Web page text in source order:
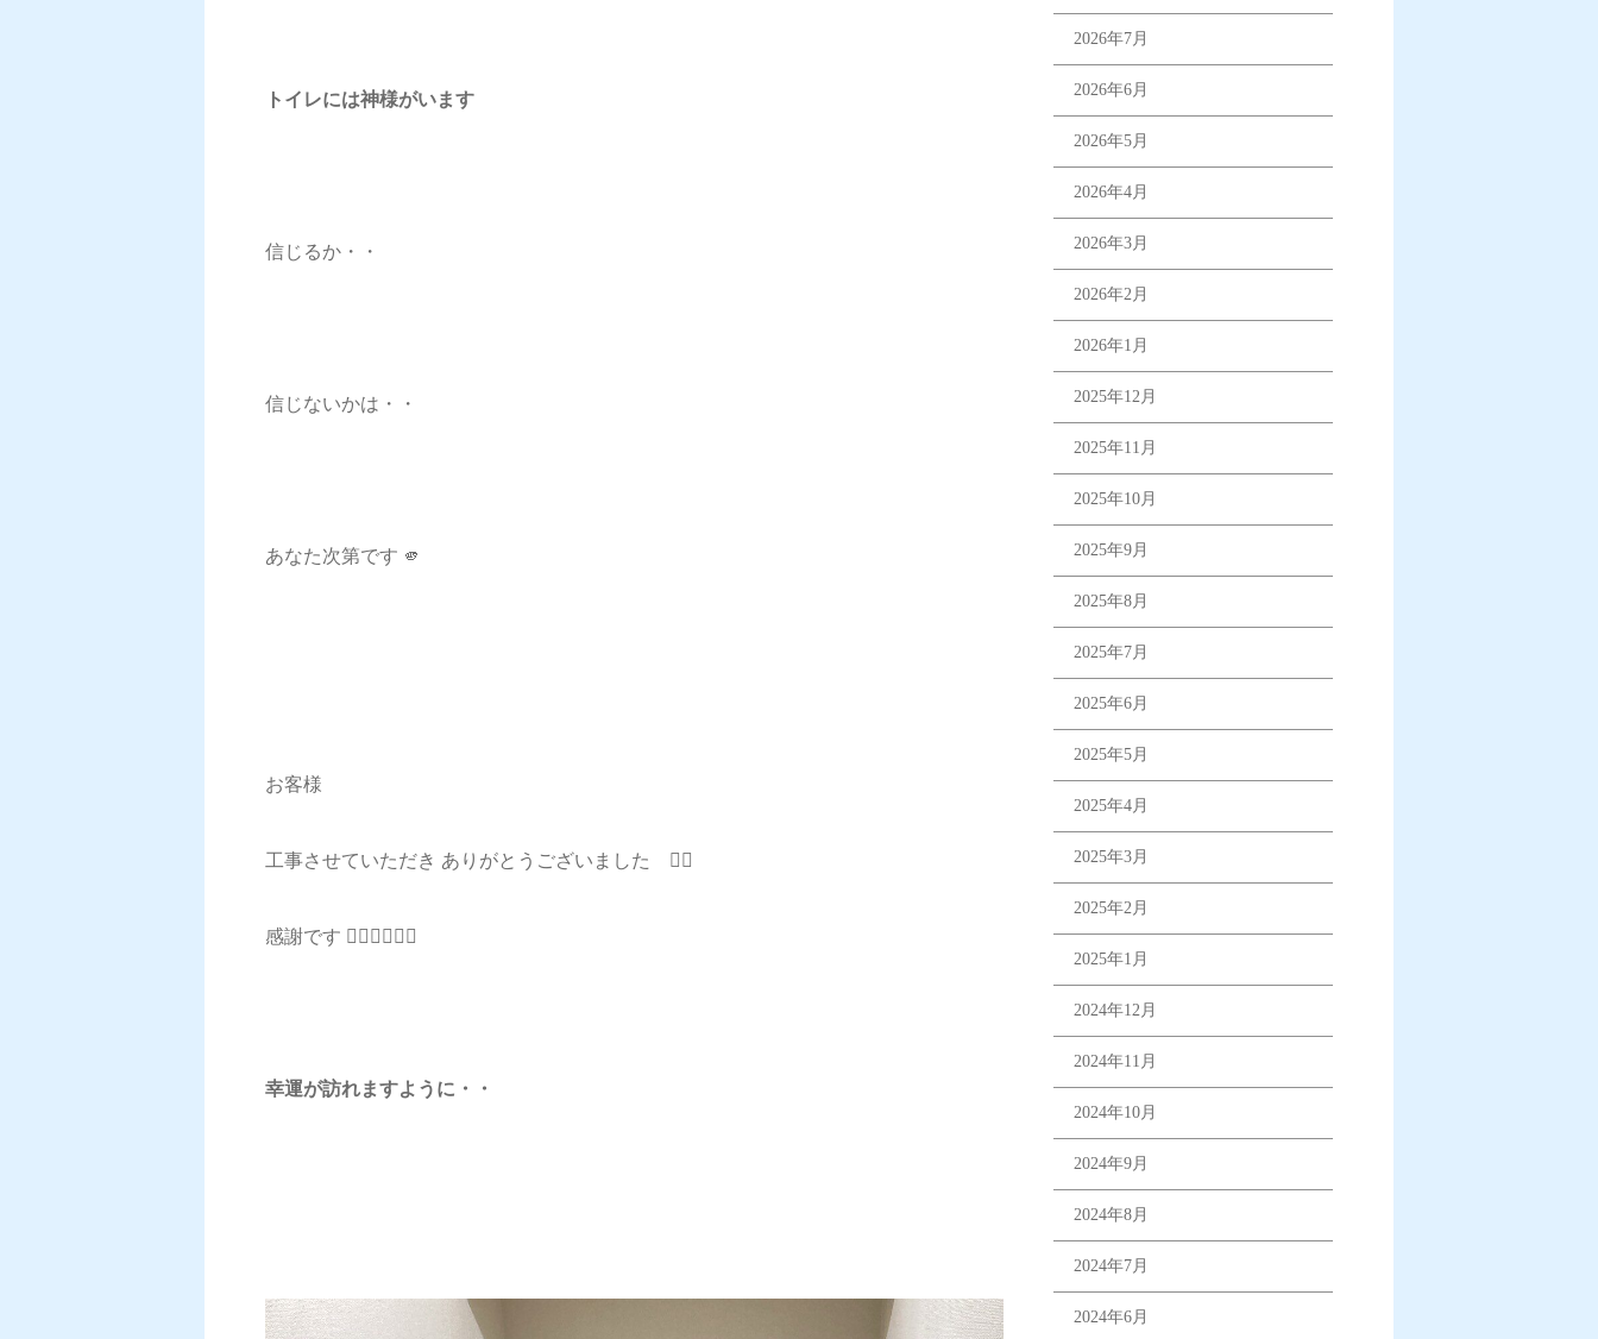
トイレには神様がいます
信じるか・・
信じないかは・・
あなた次第です 🫵
お客様
工事させていただき ありがとうございました 🙇‍♂️
感謝です 🙇‍♂️🙇‍♂️🙇‍♂️
幸運が訪れますように・・
2026年7月
2026年6月
2026年5月
2026年4月
2026年3月
2026年2月
2026年1月
2025年12月
2025年11月
2025年10月
2025年9月
2025年8月
2025年7月
2025年6月
2025年5月
2025年4月
2025年3月
2025年2月
2025年1月
2024年12月
2024年11月
2024年10月
2024年9月
2024年8月
2024年7月
2024年6月